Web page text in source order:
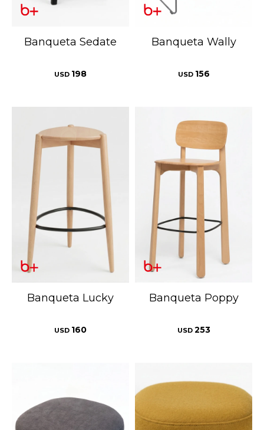
Banqueta Sedate
USD 198
Banqueta Wally
USD 156
Banqueta Lucky
USD 160
Banqueta Poppy
USD 253